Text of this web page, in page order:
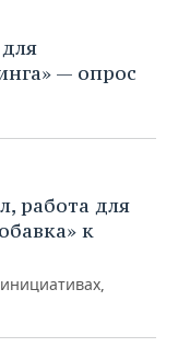
— опрос
работа для
к